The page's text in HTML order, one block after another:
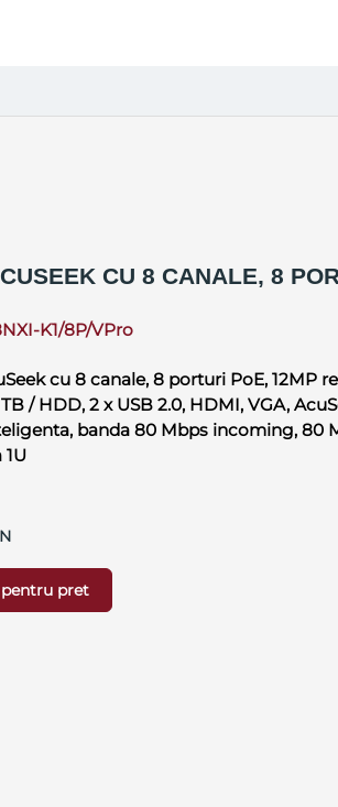
CU 8 CANALE, 8
K1/8P/VPro
cu 8 canale, 8 porturi PoE, 12MP
TB / HDD, 2 x USB 2.0, HDMI, VGA,
banda 80 Mbps incoming, 80
pret